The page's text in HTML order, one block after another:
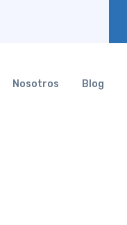
Nosotros Blog